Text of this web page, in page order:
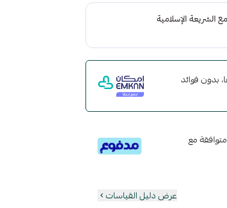
بدون فوائد
رسوم. متوافقة مع
عرض دليل القياسات